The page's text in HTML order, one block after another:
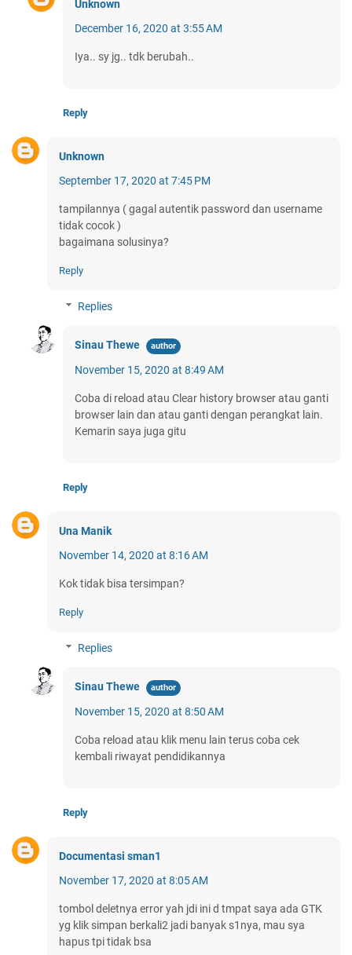
Unknown
December 16, 2020 at 3:55 AM
Iya.. sy jg.. tdk berubah..
Reply
Unknown
September 17, 2020 at 7:45 PM
tampilannya ( gagal autentik password dan username
tidak cocok )
bagaimana solusinya?
Reply
Replies
Sinau Thewe
November 15, 2020 at 8:49 AM
Coba di reload atau Clear history browser atau ganti
browser lain dan atau ganti dengan perangkat lain.
Kemarin saya juga gitu
Reply
Una Manik
November 14, 2020 at 8:16 AM
Kok tidak bisa tersimpan?
Reply
Replies
Sinau Thewe
November 15, 2020 at 8:50 AM
Coba reload atau klik menu lain terus coba cek
kembali riwayat pendidikannya
Reply
Documentasi sman1
November 17, 2020 at 8:05 AM
tombol deletnya error yah jdi ini d tmpat saya ada GTK
yg klik simpan berkali2 jadi banyak s1nya, mau sya
hapus tpi tidak bsa